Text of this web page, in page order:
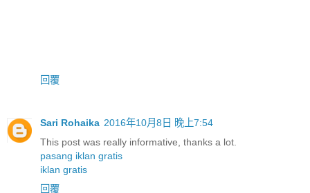
回覆
Sari Rohaika 2016年10月8日 晚上7:54
This post was really informative, thanks a lot.
pasang iklan gratis
iklan gratis
回覆